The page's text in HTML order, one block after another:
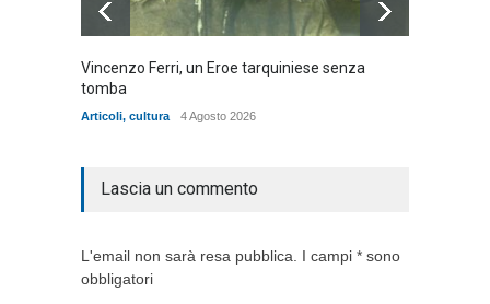
Vincenzo Ferri, un Eroe tarquiniese senza
tomba
Articoli, cultura 4 Agosto 2026
Lascia un commento
L'email non sarà resa pubblica. I campi * sono
obbligatori